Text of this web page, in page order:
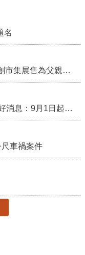
名
3對3戰鬥陀螺團體賽決戰銅鑼灣 青創市集展售為父親節增添繽紛
苗栗親子館暨托嬰中心揭牌 縣長宣布好消息：9月1日起調降臨時托嬰費用
車禍案件